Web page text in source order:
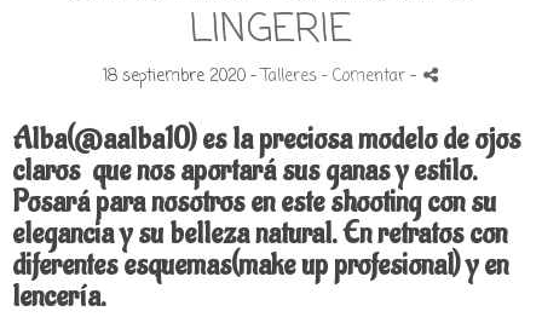
LINGERIE
18 septiembre 2020 -Talleres - Comentar-
Alba(@aalba10) es la preciosa modelo de ojos
claros que nos aportará sus ganas y estilo.
Posará para nosotros en este shooting con su
elegancia y su belleza natural. En retratos con
diferentes esquemas(make up profesional) y en
lencería.